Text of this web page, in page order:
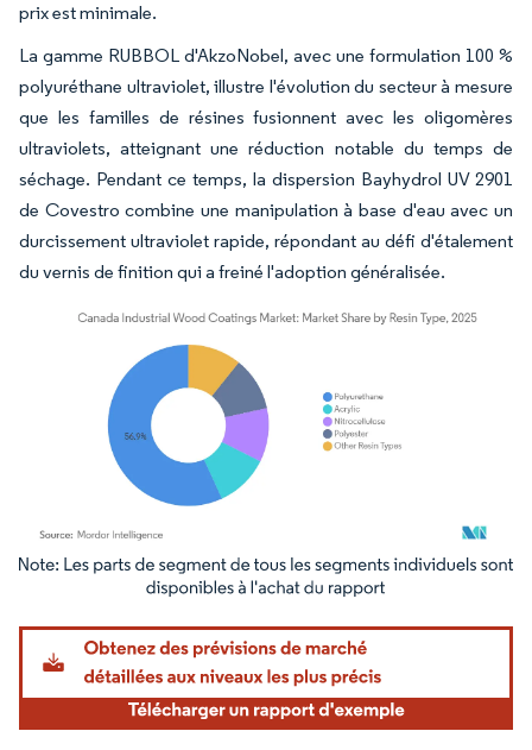
prix est minimale.
La gamme RUBBOL d'AkzoNobel, avec une formulation 100 %
polyuréthane ultraviolet, illustre l'évolution du secteur à mesure
que les familles de résines fusionnent avec les oligomères
ultraviolets, atteignant une réduction notable du temps de
séchage. Pendant ce temps, la dispersion Bayhydrol UV 2901
de Covestro combine une manipulation à base d'eau avec un
durcissement ultraviolet rapide, répondant au défi d'étalement
du vernis de finition qui a freiné l'adoption généralisée.
Image © Mordor Intelligence. La réutilisation nécessite une attribution sous CC BY